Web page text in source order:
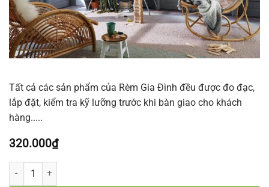
Tất cả các sản phẩm của Rèm Gia Đình đều được đo đạc,
lắp đặt, kiểm tra kỹ lưỡng trước khi bàn giao cho khách
hàng.....
320.000₫
Rèm Cuốn Lưới 32 số lượng